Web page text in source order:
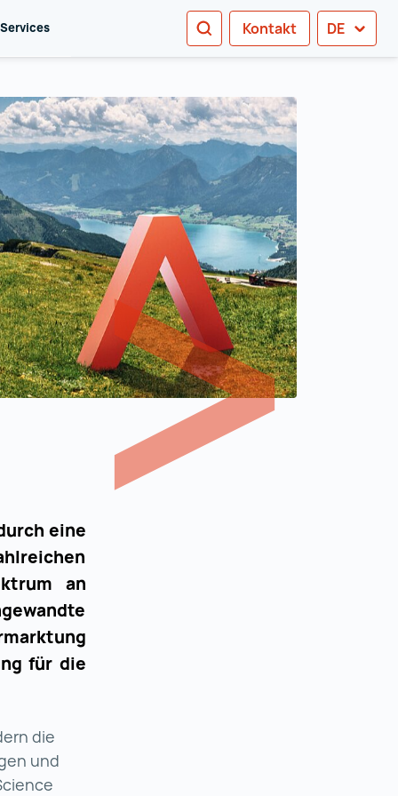
SUCHEN
Kontakt DE
eine
an
für die
die
und